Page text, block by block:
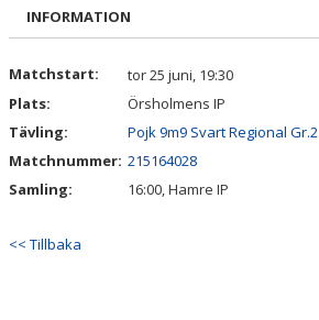
BILDGALLERI
INFORMATION
Matchstart:
tor 25 juni, 19:30
Plats:
Örsholmens IP
Tävling:
Pojk 9m9 Svart Regional Gr.2
Matchnummer: 215164028
Samling:
16:00, Hamre IP
<< Tillbaka